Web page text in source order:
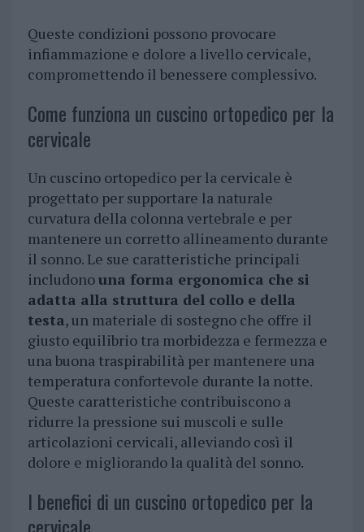
Queste condizioni possono provocare
infiammazione e dolore a livello cervicale,
compromettendo il benessere complessivo.
Come funziona un cuscino ortopedico per la
cervicale
Un cuscino ortopedico per la cervicale è
progettato per supportare la naturale
curvatura della colonna vertebrale e per
mantenere un corretto allineamento durante
il sonno. Le sue caratteristiche principali
includonouna forma ergonomica che si
adatta alla struttura del collo e della
testa, un materiale di sostegno che offre il
giusto equilibrio tra morbidezza e fermezza e
una buona traspirabilità per mantenere una
temperatura confortevole durante la notte.
Queste caratteristiche contribuiscono a
ridurre la pressione sui muscoli e sulle
articolazioni cervicali, alleviando così il
dolore e migliorando la qualità del sonno.
I benefici di un cuscino ortopedico per la